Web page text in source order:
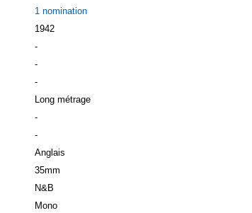
1 nomination
1942
-
-
-
Long métrage
-
-
Anglais
35mm
N&B
Mono